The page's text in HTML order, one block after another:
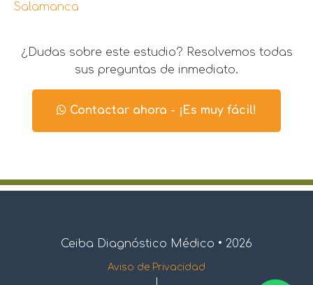
Salamanca
¿Dudas sobre este estudio? Resolvemos todas
sus preguntas de inmediato.
Contactar ahora - ¡Es muy fácil!
Ceiba Diagnóstico Médico • 2026
Aviso de Privacidad